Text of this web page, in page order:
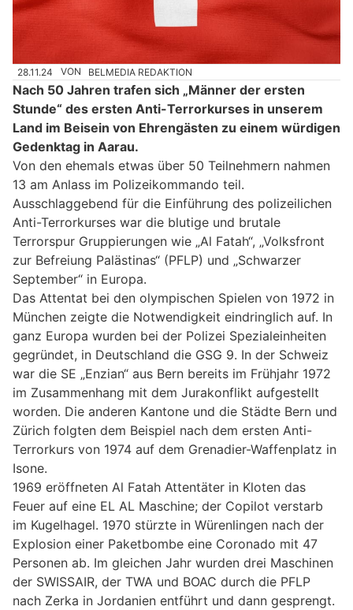
28.11.24 VON BELMEDIA REDAKTION
Nach 50 Jahren trafen sich „Männer der ersten
Stunde“ des ersten Anti-Terrorkurses in unserem
Land im Beisein von Ehrengästen zu einem würdigen
Gedenktag in Aarau.
Von den ehemals etwas über 50 Teilnehmern nahmen
13 am Anlass im Polizeikommando teil.
Ausschlaggebend für die Einführung des polizeilichen
Anti-Terrorkurses war die blutige und brutale
Terrorspur Gruppierungen wie „Al Fatah“, „Volksfront
zur Befreiung Palästinas“ (PFLP) und „Schwarzer
September“ in Europa.
Das Attentat bei den olympischen Spielen von 1972 in
München zeigte die Notwendigkeit eindringlich auf. In
ganz Europa wurden bei der Polizei Spezialeinheiten
gegründet, in Deutschland die GSG 9. In der Schweiz
war die SE „Enzian“ aus Bern bereits im Frühjahr 1972
im Zusammenhang mit dem Jurakonflikt aufgestellt
worden. Die anderen Kantone und die Städte Bern und
Zürich folgten dem Beispiel nach dem ersten Anti-
Terrorkurs von 1974 auf dem Grenadier-Waffenplatz in
Isone.
1969 eröffneten Al Fatah Attentäter in Kloten das
Feuer auf eine EL AL Maschine; der Copilot verstarb
im Kugelhagel. 1970 stürzte in Würenlingen nach der
Explosion einer Paketbombe eine Coronado mit 47
Personen ab. Im gleichen Jahr wurden drei Maschinen
der SWISSAIR, der TWA und BOAC durch die PFLP
nach Zerka in Jordanien entführt und dann gesprengt.